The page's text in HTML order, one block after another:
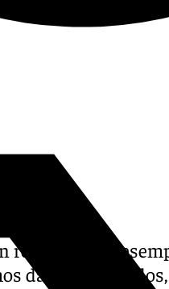
repunte del
datos